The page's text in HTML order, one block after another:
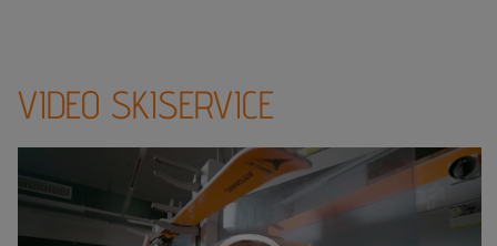
VIDEO SKISERVICE
Player